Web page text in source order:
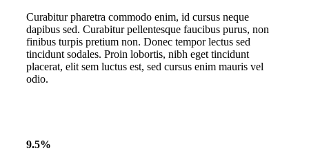
Curabitur pharetra commodo enim, id cursus neque
dapibus sed. Curabitur pellentesque faucibus purus, non
finibus turpis pretium non. Donec tempor lectus sed
tincidunt sodales. Proin lobortis, nibh eget tincidunt
placerat, elit sem luctus est, sed cursus enim mauris vel
odio.
9.5%